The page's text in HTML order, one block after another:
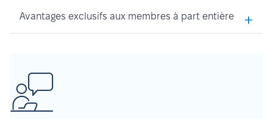
Avantages exclusifs aux membres à part entière +